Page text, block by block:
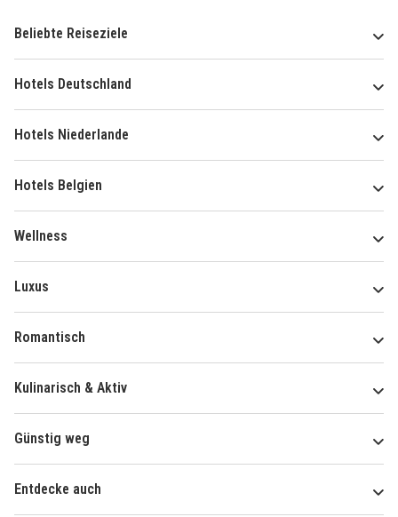
Beliebte Reiseziele
Hotels Deutschland
Hotels Niederlande
Hotels Belgien
Wellness
Luxus
Romantisch
Kulinarisch & Aktiv
Günstig weg
Entdecke auch